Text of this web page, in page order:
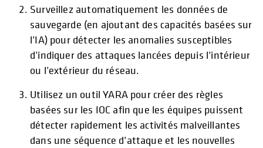
Surveillez automatiquement les données de
sauvegarde (en ajoutant des capacités basées sur
l’IA) pour détecter les anomalies susceptibles
d’indiquer des attaques lancées depuis l’intérieur
ou l’extérieur du réseau.
Utilisez un outil YARA pour créer des règles
basées sur les IOC afin que les équipes puissent
détecter rapidement les activités malveillantes
dans une séquence d’attaque et les nouvelles